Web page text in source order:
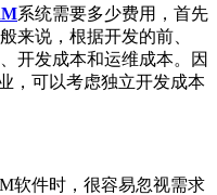
系统需要多少费用，首先
来说，根据开发的前、
开发成本和运维成本。因
，可以考虑独立开发成本
件时，很容易忽视需求